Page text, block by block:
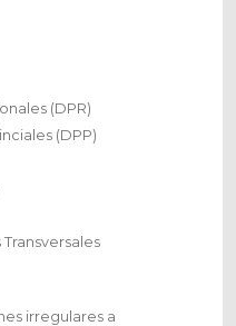
(DPR)
(DPP)
Transversales
irregulares a